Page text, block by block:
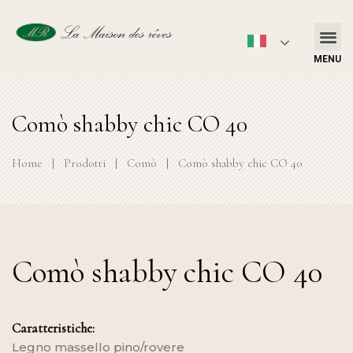
MENU
Comò shabby chic CO 40
Home | Prodotti | Comò | Comò shabby chic CO 40
Comò shabby chic CO 40
Caratteristiche:
Legno massello pino/rovere